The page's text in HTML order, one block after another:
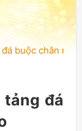
buộc chân
đá